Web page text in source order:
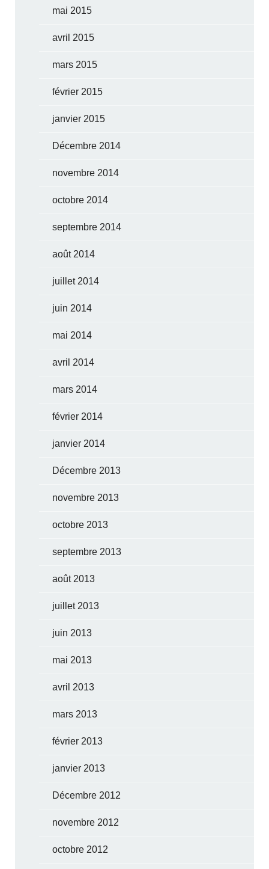
mai 2015
avril 2015
mars 2015
février 2015
janvier 2015
Décembre 2014
novembre 2014
octobre 2014
septembre 2014
août 2014
juillet 2014
juin 2014
mai 2014
avril 2014
mars 2014
février 2014
janvier 2014
Décembre 2013
novembre 2013
octobre 2013
septembre 2013
août 2013
juillet 2013
juin 2013
mai 2013
avril 2013
mars 2013
février 2013
janvier 2013
Décembre 2012
novembre 2012
octobre 2012